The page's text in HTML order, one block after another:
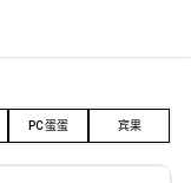
PC蛋蛋 宾果